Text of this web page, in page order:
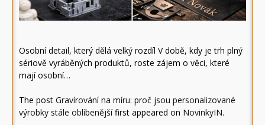
Osobní detail, který dělá velký rozdíl V době, kdy je trh plný
sériově vyráběných produktů, roste zájem o věci, které
mají osobní…
The post Gravírování na míru: proč jsou personalizované
výrobky stále oblíbenějšífirst appeared on NovinkyIN.